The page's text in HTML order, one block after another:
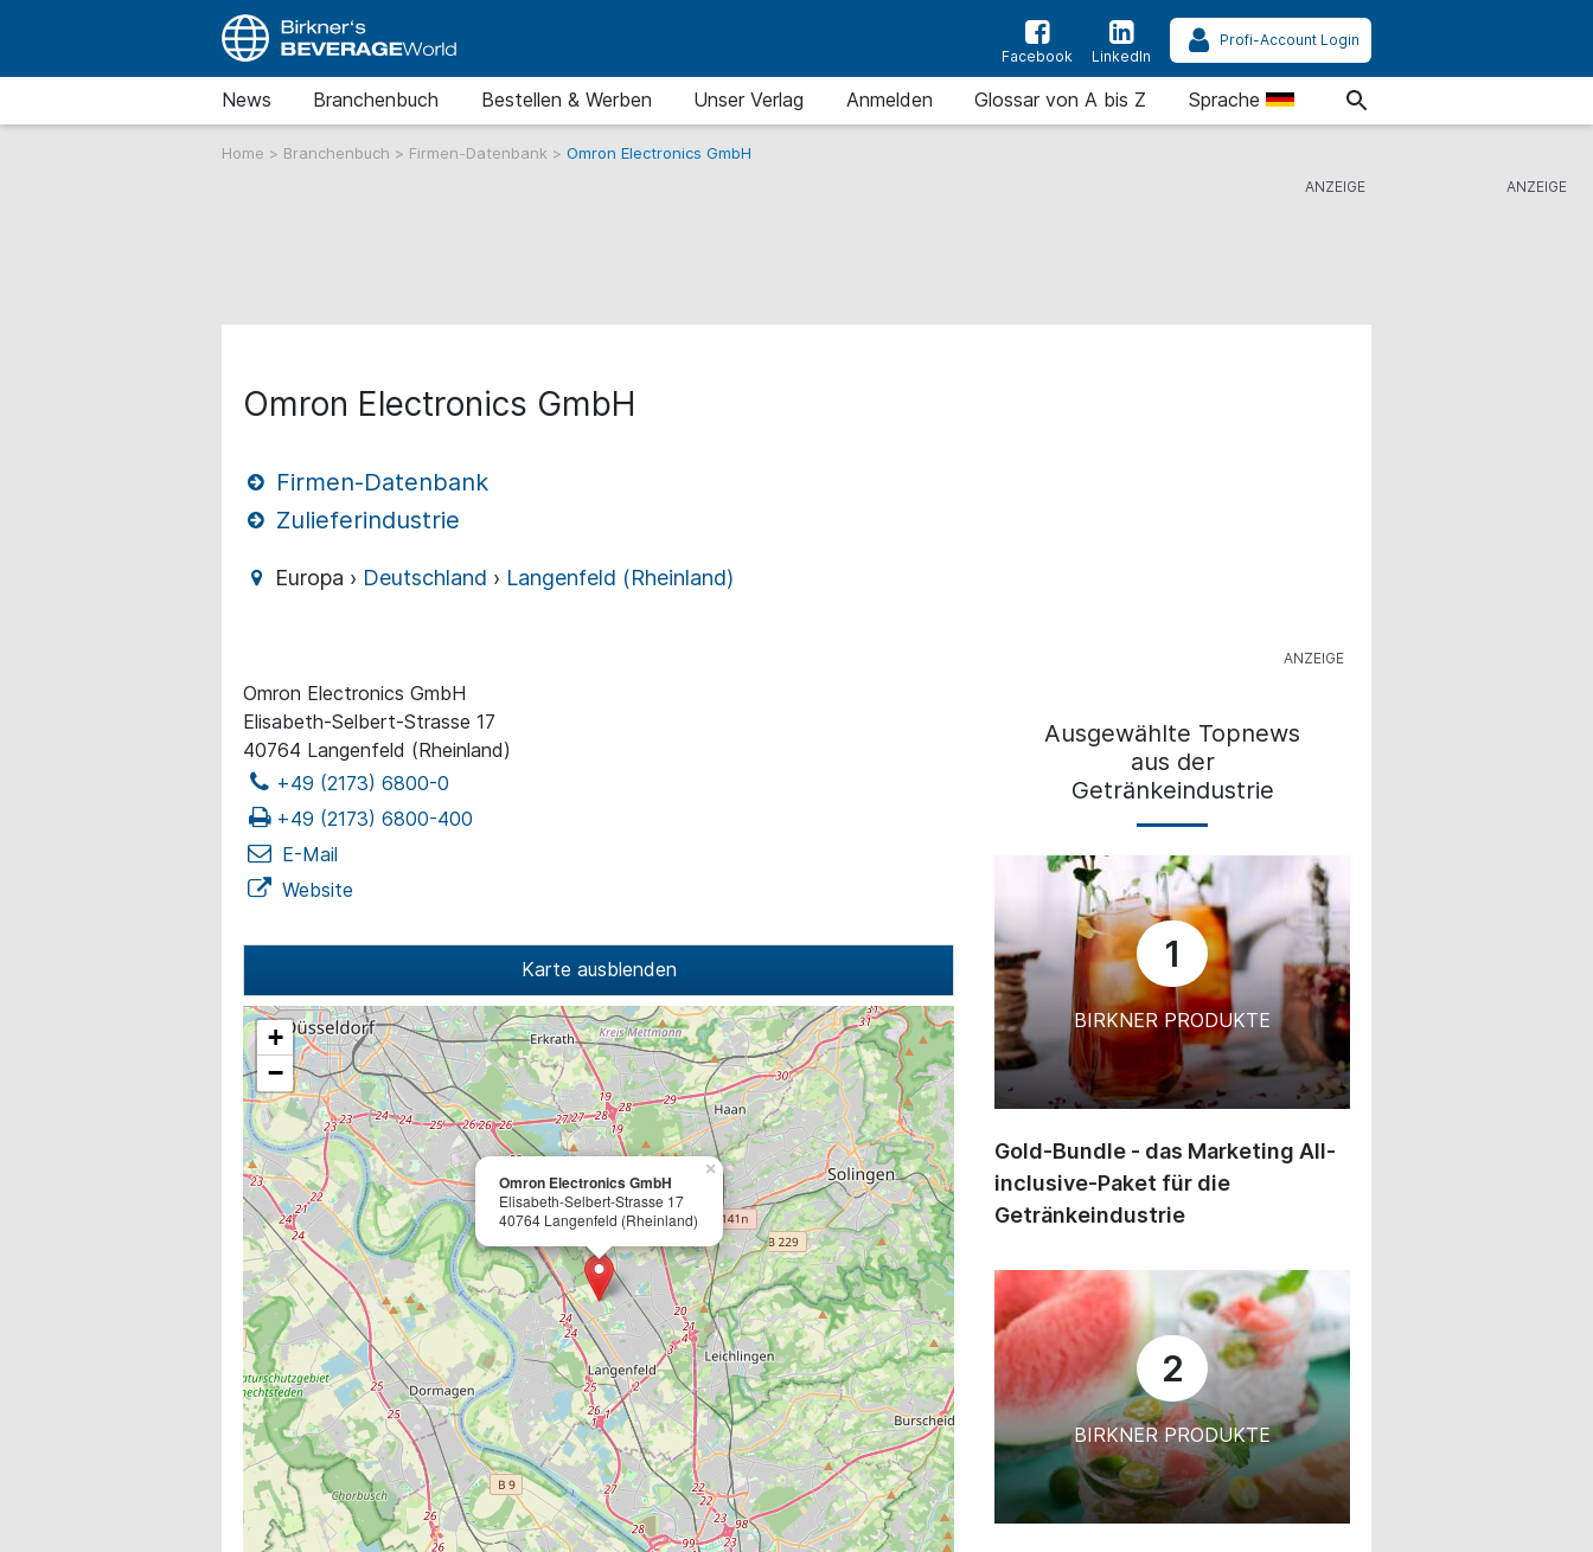
Facebook LinkedIn
Profi-Account Login
News Branchenbuch Bestellen & Werben Unser Verlag Anmelden Glossar von A bis Z Sprache
Home > Branchenbuch > Firmen-Datenbank > Omron Electronics GmbH
Omron Electronics GmbH
Firmen-Datenbank
Zulieferindustrie
Europa › Deutschland › Langenfeld (Rheinland)
Omron Electronics GmbH
Elisabeth-Selbert-Strasse 17
40764 Langenfeld (Rheinland)
+49 (2173) 6800-0
+49 (2173) 6800-400
E-Mail
Website
Karte ausblenden
Omron Electronics GmbH
Elisabeth-Selbert-Strasse 17
40764 Langenfeld (Rheinland)
×
+
−
Ausgewählte Topnews
aus der
Getränkeindustrie
1
BIRKNER PRODUKTE
Gold-Bundle - das Marketing All-
inclusive-Paket für die
Getränkeindustrie
2
BIRKNER PRODUKTE